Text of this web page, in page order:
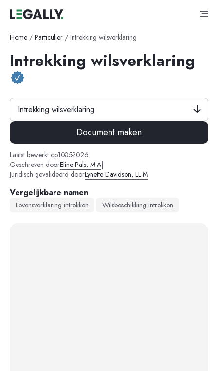
Home / Particulier / Intrekking wilsverklaring
Intrekking wilsverklaring
Intrekking wilsverklaring
Document maken
Laatst bewerkt op10-05-2026
Geschreven doorEline Pals, M.A|
Juridisch gevalideerd doorLynette Davidson, LL.M
Vergelijkbare namen
Levensverklaring intrekken Wilsbeschikking intrekken